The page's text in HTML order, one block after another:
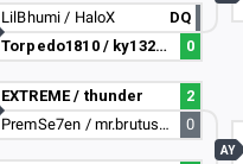
LilBhumi / HaloX
DQ
Torpedo1810 / ky132526
0
EXTREME / thunder
2
PremSe7en / mr.brutus_12
0
AY